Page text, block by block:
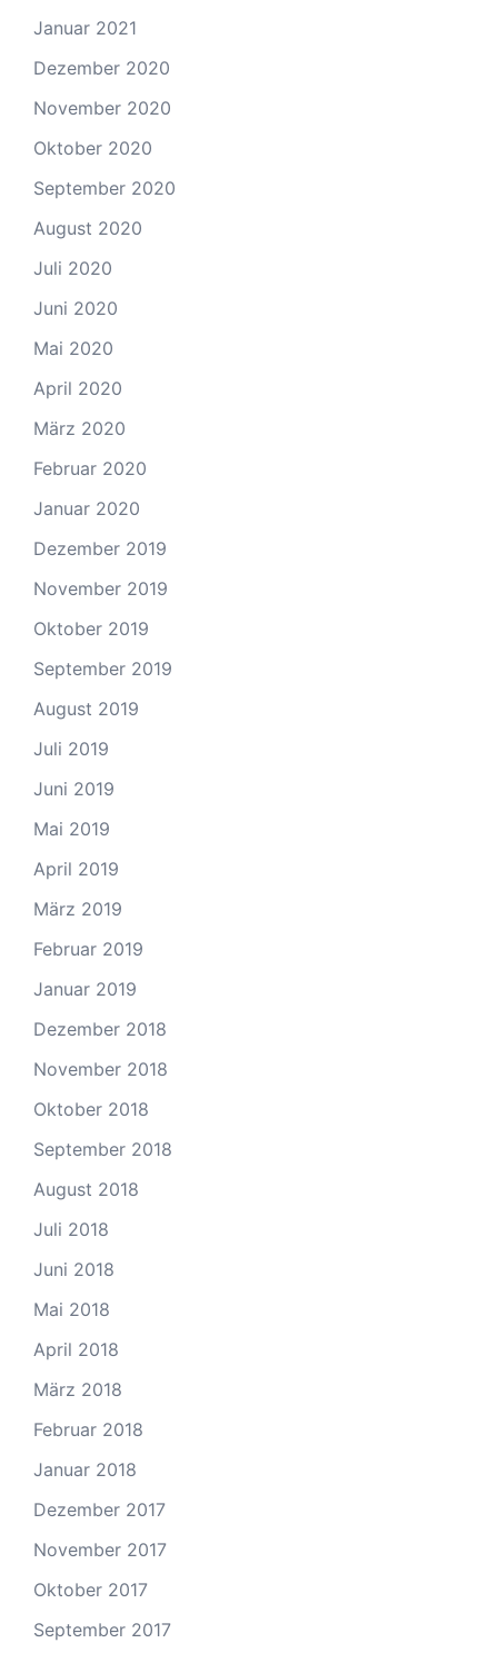
Januar 2021
Dezember 2020
November 2020
Oktober 2020
September 2020
August 2020
Juli 2020
Juni 2020
Mai 2020
April 2020
März 2020
Februar 2020
Januar 2020
Dezember 2019
November 2019
Oktober 2019
September 2019
August 2019
Juli 2019
Juni 2019
Mai 2019
April 2019
März 2019
Februar 2019
Januar 2019
Dezember 2018
November 2018
Oktober 2018
September 2018
August 2018
Juli 2018
Juni 2018
Mai 2018
April 2018
März 2018
Februar 2018
Januar 2018
Dezember 2017
November 2017
Oktober 2017
September 2017